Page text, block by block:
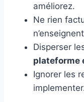
améliorez.
Ne rien
Disperser
plateforme
Ignorer les